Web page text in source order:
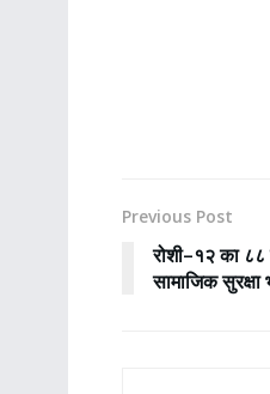
Previous Post
रोशी–१२ का ८८
सामाजिक सुरक्षा